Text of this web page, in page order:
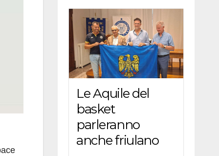
Le Aquile del
basket
parleranno
anche friulano